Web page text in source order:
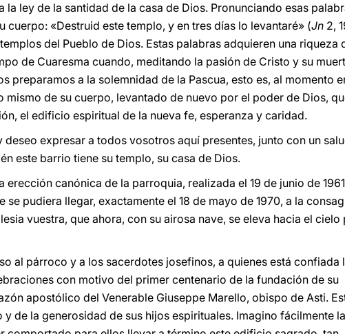
ley de la santidad de la casa de Dios. Pronunciando esas
cuerpo: «Destruid este templo, y en tres días lo levantaré» (Jn 2,
del Pueblo de Dios. Estas palabras adquieren una riqueza
de Cuaresma cuando, meditando la pasión de Cristo y su
a la solemnidad de la Pascua, esto es, al momento
mismo de su cuerpo, levantado de nuevo por el poder de Dios,
el edificio espiritual de la nueva fe, esperanza y caridad.
expresar a todos vosotros aquí presentes, junto con un
este barrio tiene su templo, su casa de Dios.
canónica de la parroquia, realizada el 19 de junio de
se pudiera llegar, exactamente el 18 de mayo de 1970, a la
vuestra, que ahora, con su airosa nave, se eleva hacia el cielo
al párroco y a los sacerdotes josefinos, a quienes está confiada
con motivo del primer centenario de la fundación de su
apostólico del Venerable Giuseppe Marello, obispo de Asti.
de la generosidad de sus hijos espirituales. Imagino fácilmente